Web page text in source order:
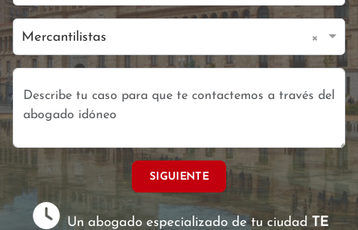
Mercantilistas ×
SIGUIENTE
Un abogado especializado de tu ciudadTE